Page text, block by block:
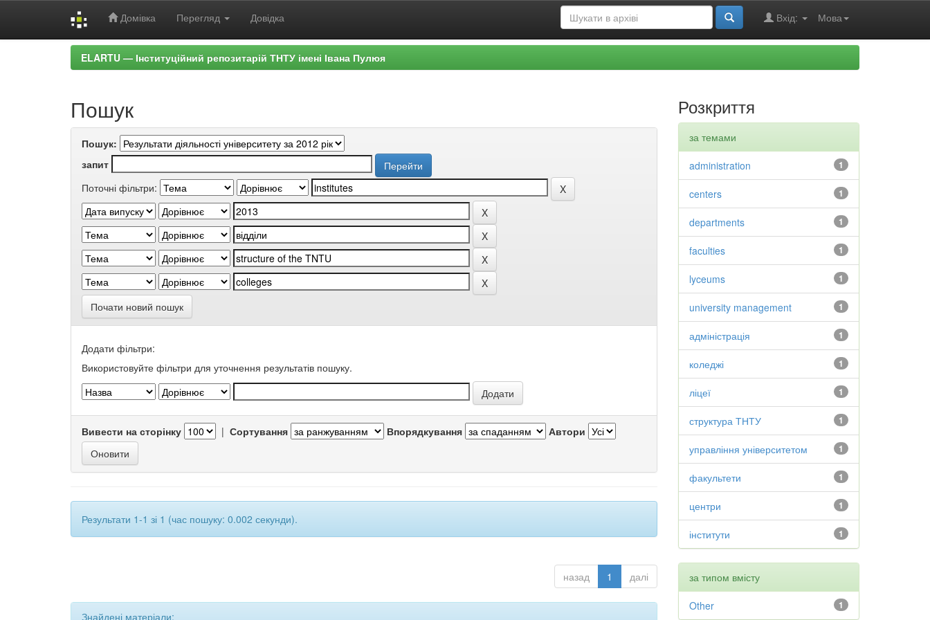
Домівка Перегляд Довідка Мова
Вхід:
ELARTU — Інституційний репозитарій ТНТУ імені Івана Пулюя
Пошук
Пошук:
запит
Поточні фільтри:
Почати новий пошук
Додати фільтри:
Використовуйте фільтри для уточнення результатів пошуку.
Вивести на сторінку | Сортування Впорядкування Автори
Результати 1-1 зі 1 (час пошуку: 0.002 секунди).
назад 1 далі
Знайдені матеріали:
Розкриття
за темами
1
administration
1
centers
1
departments
1
faculties
1
lyceums
1
university management
1
адміністрація
1
коледжі
1
ліцеї
1
структура ТНТУ
1
управління університетом
1
факультети
1
центри
1
інститути
за типом вмісту
1
Other